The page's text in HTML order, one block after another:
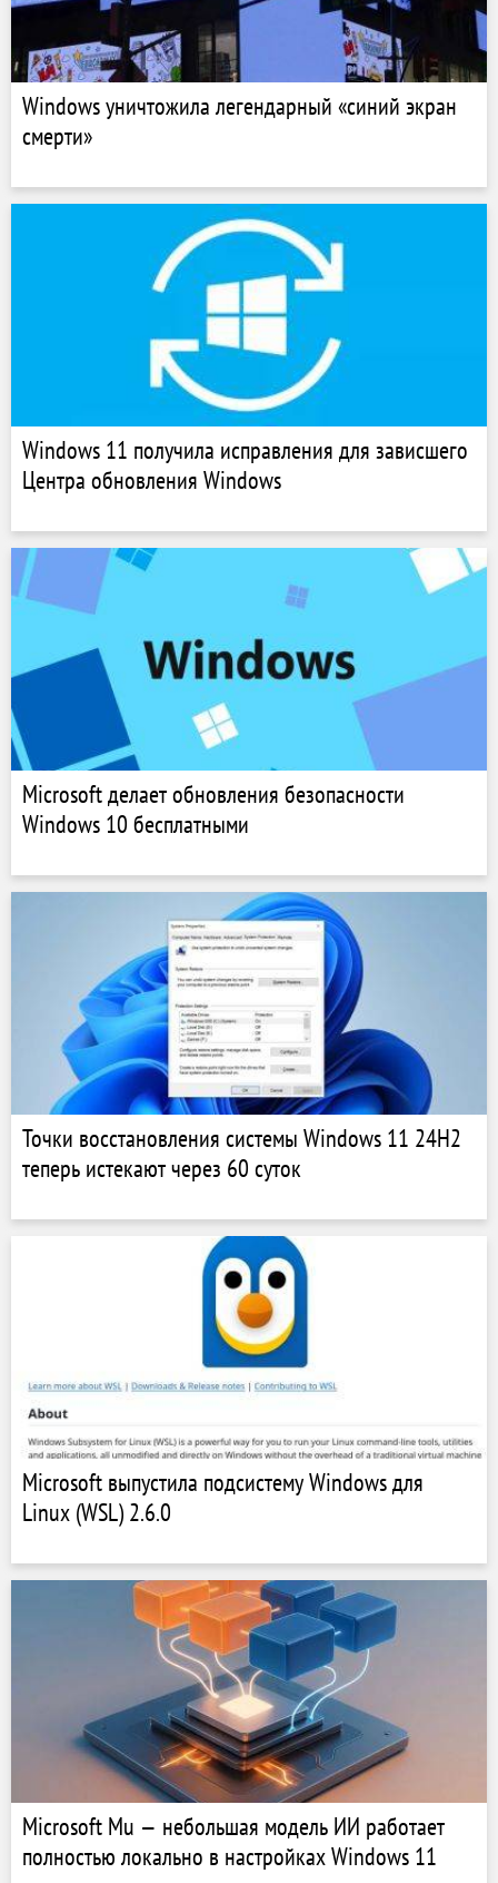
Windows уничтожила легендарный «синий экран
смерти»
Windows 11 получила исправления для зависшего
Центра обновления Windows
Microsoft делает обновления безопасности
Windows 10 бесплатными
Точки восстановления системы Windows 11 24H2
теперь истекают через 60 суток
Microsoft выпустила подсистему Windows для
Linux (WSL) 2.6.0
Microsoft Mu — небольшая модель ИИ работает
полностью локально в настройках Windows 11